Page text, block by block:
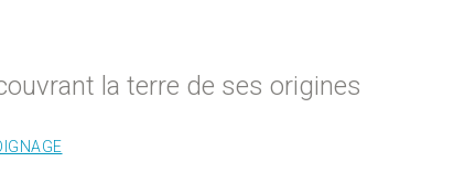
la terre de ses origines